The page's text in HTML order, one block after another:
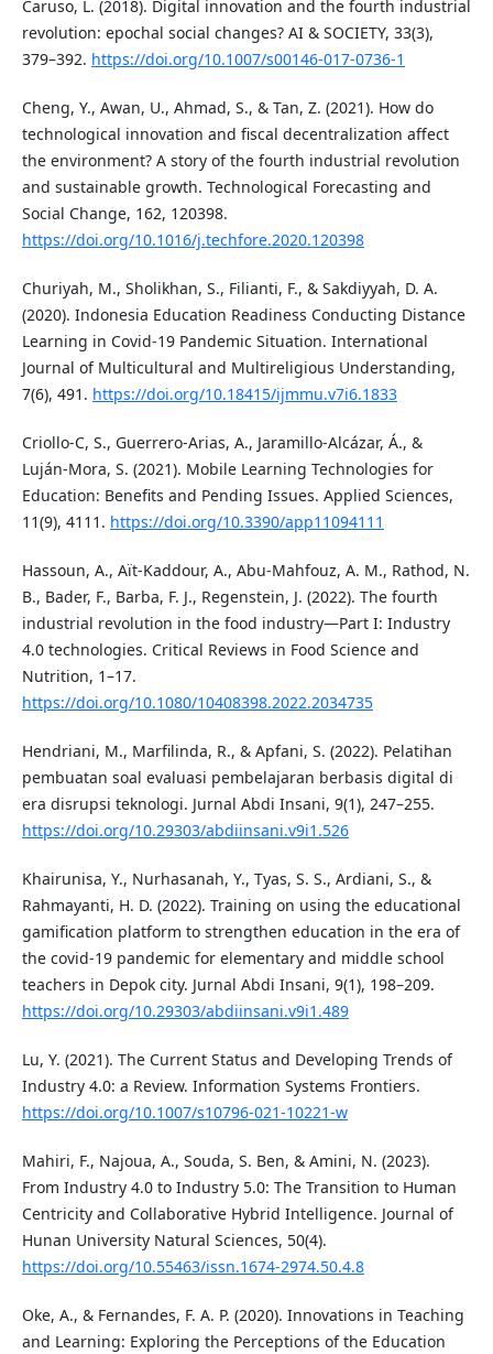
Caruso, L. (2018). Digital innovation and the fourth industrial
revolution: epochal social changes? AI & SOCIETY, 33(3),
379–392. https://doi.org/10.1007/s00146-017-0736-1
Cheng, Y., Awan, U., Ahmad, S., & Tan, Z. (2021). How do
technological innovation and fiscal decentralization affect
the environment? A story of the fourth industrial revolution
and sustainable growth. Technological Forecasting and
Social Change, 162, 120398.
https://doi.org/10.1016/j.techfore.2020.120398
Churiyah, M., Sholikhan, S., Filianti, F., & Sakdiyyah, D. A.
(2020). Indonesia Education Readiness Conducting Distance
Learning in Covid-19 Pandemic Situation. International
Journal of Multicultural and Multireligious Understanding,
7(6), 491. https://doi.org/10.18415/ijmmu.v7i6.1833
Criollo-C, S., Guerrero-Arias, A., Jaramillo-Alcázar, Á., &
Luján-Mora, S. (2021). Mobile Learning Technologies for
Education: Benefits and Pending Issues. Applied Sciences,
11(9), 4111. https://doi.org/10.3390/app11094111
Hassoun, A., Aït-Kaddour, A., Abu-Mahfouz, A. M., Rathod, N.
B., Bader, F., Barba, F. J., Regenstein, J. (2022). The fourth
industrial revolution in the food industry—Part I: Industry
4.0 technologies. Critical Reviews in Food Science and
Nutrition, 1–17.
https://doi.org/10.1080/10408398.2022.2034735
Hendriani, M., Marfilinda, R., & Apfani, S. (2022). Pelatihan
pembuatan soal evaluasi pembelajaran berbasis digital di
era disrupsi teknologi. Jurnal Abdi Insani, 9(1), 247–255.
https://doi.org/10.29303/abdiinsani.v9i1.526
Khairunisa, Y., Nurhasanah, Y., Tyas, S. S., Ardiani, S., &
Rahmayanti, H. D. (2022). Training on using the educational
gamification platform to strengthen education in the era of
the covid-19 pandemic for elementary and middle school
teachers in Depok city. Jurnal Abdi Insani, 9(1), 198–209.
https://doi.org/10.29303/abdiinsani.v9i1.489
Lu, Y. (2021). The Current Status and Developing Trends of
Industry 4.0: a Review. Information Systems Frontiers.
https://doi.org/10.1007/s10796-021-10221-w
Mahiri, F., Najoua, A., Souda, S. Ben, & Amini, N. (2023).
From Industry 4.0 to Industry 5.0: The Transition to Human
Centricity and Collaborative Hybrid Intelligence. Journal of
Hunan University Natural Sciences, 50(4).
https://doi.org/10.55463/issn.1674-2974.50.4.8
Oke, A., & Fernandes, F. A. P. (2020). Innovations in Teaching
and Learning: Exploring the Perceptions of the Education